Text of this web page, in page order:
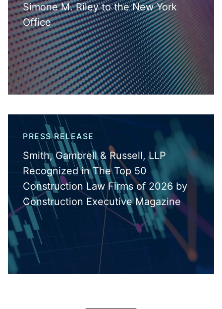
Simone M. Riley to the New York
Office
PRESS RELEASE
Smith, Gambrell & Russell, LLP
Recognized in The Top 50
Construction Law Firms of 2026 by
Construction Executive Magazine